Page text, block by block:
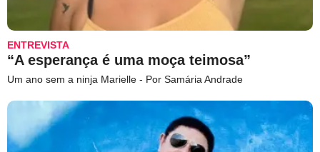
ENTREVISTA
“A esperança é uma moça teimosa”
Um ano sem a ninja Marielle - Por Samária Andrade